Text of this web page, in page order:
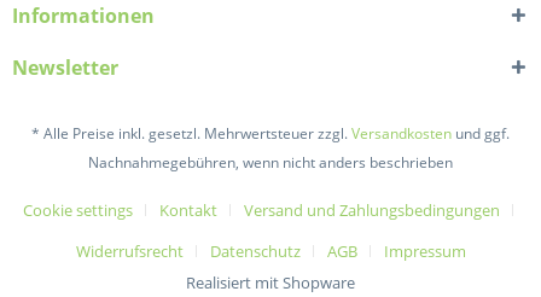
Informationen
Newsletter
* Alle Preise inkl. gesetzl. Mehrwertsteuer zzgl.Versandkosten und ggf.
Nachnahmegebühren, wenn nicht anders beschrieben
Cookie settings Kontakt
Versand und Zahlungsbedingungen
Widerrufsrecht
Datenschutz AGB
Impressum
Realisiert mit Shopware